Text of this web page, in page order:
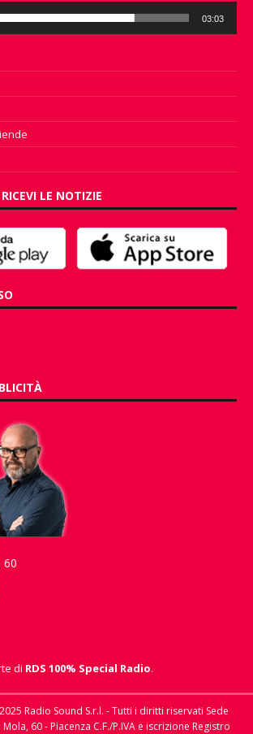
03:03
LE NOTIZIE
60
di RDS 100% Special Radio.
Radio Sound S.r.l. - Tutti i diritti riservati Sede
60 - Piacenza C.F./P.IVA e iscrizione Registro